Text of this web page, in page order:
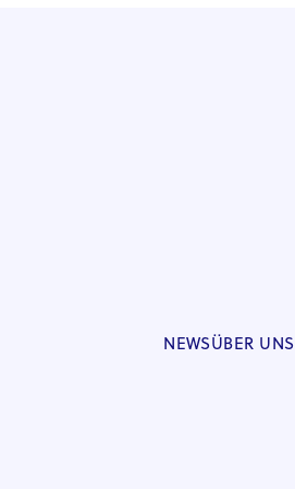
NEWSÜBER UNS